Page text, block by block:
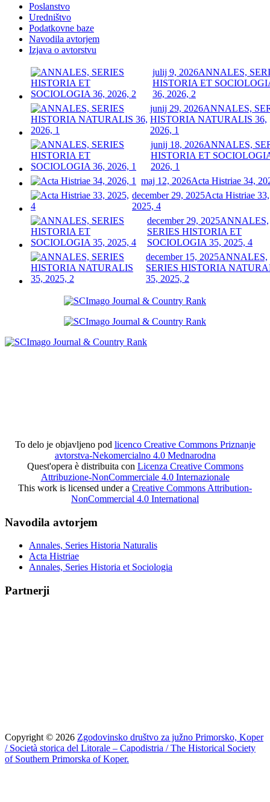
Poslanstvo
Uredništvo
Podatkovne baze
Navodila avtorjem
Izjava o avtorstvu
julij 9, 2026ANNALES,
HISTORIA ET
36, 2026, 2
junij 29, 2026ANNALES,
HISTORIA NATURALIS 36,
2026, 1
junij 18, 2026ANNALES,
HISTORIA ET
2026, 1
maj 12, 2026Acta Histriae 34,
december 29, 2025Acta Histriae 33,
2025, 4
december 29, 2025ANNALES,
SERIES HISTORIA ET
SOCIOLOGIA 35, 2025, 4
december 15, 2025ANNALES,
SERIES HISTORIA
35, 2025, 2
To delo je objavljeno pod licenco Creative Commons Priznanje
avtorstva-Nekomercialno 4.0 Mednarodna
Quest'opera è distribuita con Licenza Creative Commons
Attribuzione-NonCommerciale 4.0 Internazionale
This work is licensed under a Creative Commons Attribution-
NonCommercial 4.0 International
Navodila avtorjem
Annales, Series Historia Naturalis
Acta Histriae
Annales, Series Historia et Sociologia
Partnerji
Copyright © 2026 Zgodovinsko društvo za južno Primorsko, Koper
/ Società storica del Litorale – Capodistria / The Historical Society
of Southern Primorska of Koper.